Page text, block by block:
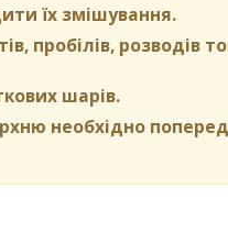
їх змішування.
пробілів, розводів
шарів.
необхідно